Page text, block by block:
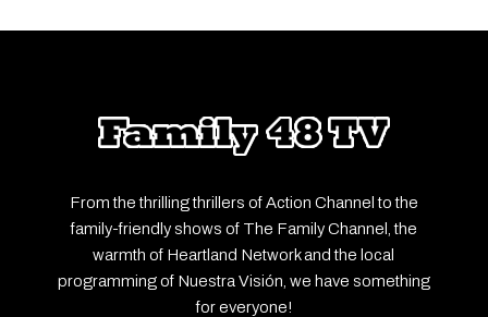
From the thrilling thrillers of Action Channel to the
family-friendly shows of The Family Channel, the
warmth of Heartland Network and the local
programming of Nuestra Visión, we have something
for everyone!